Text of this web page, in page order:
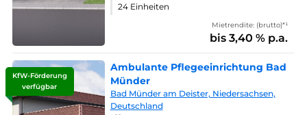
24 Einheiten
Mietrendite: (brutto)*¹
bis 3,40 % p.a.
KfW-Förderung
verfügbar
Ambulante Pflegeeinrichtung Bad
Münder
Bad Münder am Deister, Niedersachsen,
Deutschland